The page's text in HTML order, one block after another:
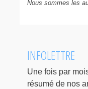
Nous sommes les
INFOLETTRE
Une fois par
résumé de nos